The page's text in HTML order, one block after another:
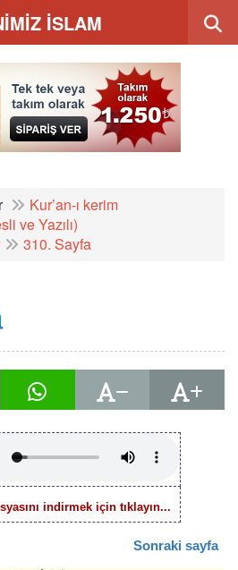
İSLAM
Kur’an-ı kerim
ve Yazılı)
310. Sayfa
indirmek için tıklayın...
Sonraki sayfa